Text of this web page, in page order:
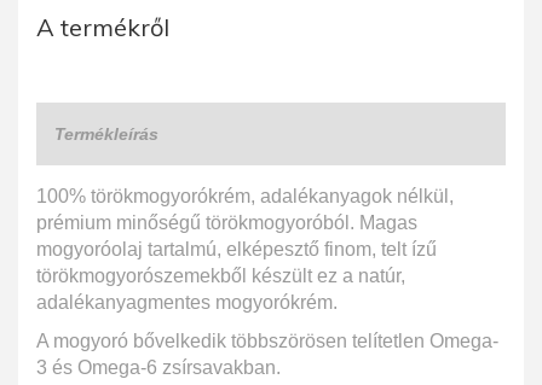
A termékről
Termékleírás
100% törökmogyorókrém, adalékanyagok nélkül,
prémium minőségű törökmogyoróból. Magas
mogyoróolaj tartalmú, elképesztő finom, telt ízű
törökmogyorószemekből készült ez a natúr,
adalékanyagmentes mogyorókrém.
A mogyoró bővelkedik többszörösen telítetlen Omega-
3 és Omega-6 zsírsavakban.